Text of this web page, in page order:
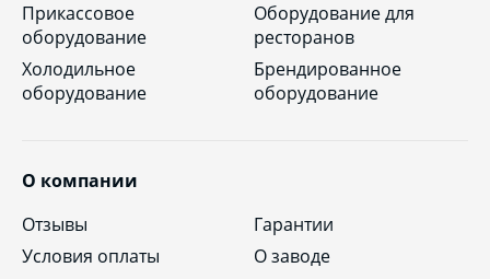
Прикассовое
оборудование
Оборудование для
ресторанов
Холодильное
оборудование
Брендированное
оборудование
О компании
Отзывы
Гарантии
Условия оплаты
О заводе